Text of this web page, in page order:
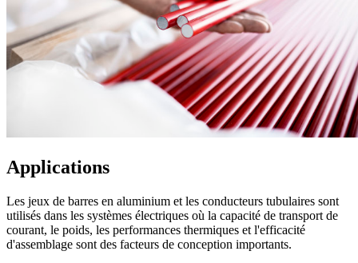
Applications
Les jeux de barres en aluminium et les conducteurs tubulaires sont
utilisés dans les systèmes électriques où la capacité de transport de
courant, le poids, les performances thermiques et l'efficacité
d'assemblage sont des facteurs de conception importants.